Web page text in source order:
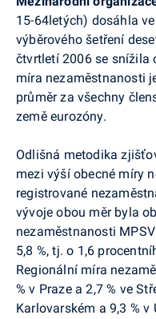
15-64letých) dosáhla
výběrového šetření
čtvrtletí 2006 se snížila
míra nezaměstnanosti
průměr za všechny
země eurozóny.
Odlišná metodika
mezi výší obecné míry
registrované
vývoje obou měr byla
nezaměstnanosti
5,8 %, tj. o 1,6
Regionální míra
% v Praze a 2,7 % ve
Karlovarském a 9,3 %